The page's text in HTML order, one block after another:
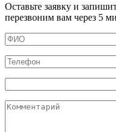
Оставьте заявку и
перезвоним вам через 5